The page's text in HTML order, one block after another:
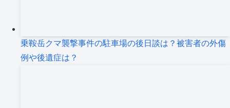
乗鞍岳クマ襲撃事件の駐車場の後日談は？被害者の外傷
例や後遺症は？